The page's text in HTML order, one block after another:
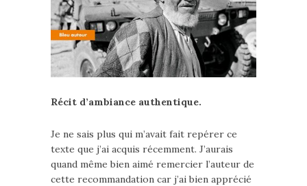
Récit d’ambiance authentique.
Je ne sais plus qui m’avait fait repérer ce
texte que j’ai acquis récemment. J’aurais
quand même bien aimé remercier l’auteur de
cette recommandation car j’ai bien apprécié